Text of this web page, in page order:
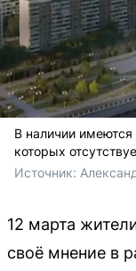
В наличии
которых
Источник:
12 марта
своё мнение в